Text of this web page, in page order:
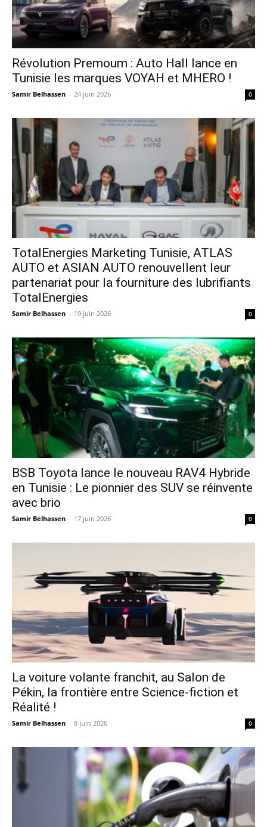
Révolution Premoum : Auto Hall lance en
Tunisie les marques VOYAH et MHERO !
Samir Belhassen - 24 juin 2026 0
TotalEnergies Marketing Tunisie, ATLAS
AUTO et ASIAN AUTO renouvellent leur
partenariat pour la fourniture des lubrifiants
TotalEnergies
Samir Belhassen - 19 juin 2026 0
​BSB Toyota lance le nouveau RAV4 Hybride
en Tunisie : Le pionnier des SUV se réinvente
avec brio
Samir Belhassen - 17 juin 2026 0
La voiture volante franchit, au Salon de
Pékin, la frontière entre Science-fiction et
Réalité !
Samir Belhassen - 8 juin 2026 0